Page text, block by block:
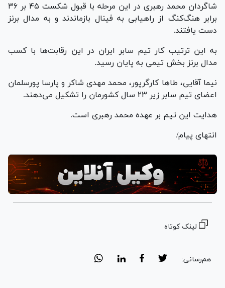
شاگردان محمد رهبری در این مرحله با قبول شکست ۴۵ بر ۳۶
برابر هنگ‌کنگ از راهیابی به فینال بازماندند و به مدال برنز
دست یافتند.
به این ترتیب کار تیم سابر ایران در این رقابت‌ها با کسب
مدال برنز بخش تیمی به پایان رسید.
نیما آقایی، طا‌ها کارگرپور، محمد مهدی شاکر و پارسا پورسلمان
اعضای تیم سابر زیر ۲۳ سال کشورمان را تشکیل می‌دهند.
هدایت این تیم بر عهده محمد رهبری است.
انتهای پیام/
لینک کوتاه
هم‌رسانی: